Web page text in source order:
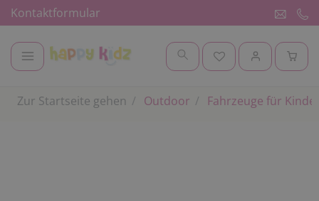
Kontaktformular
Zur Startseite gehen Outdoor Fahrzeuge für